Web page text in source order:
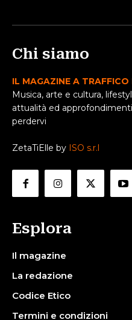
Chi siamo
IL MAGAZINE A
Musica, arte e cultura,
attualità ed
perdervi
ZetaTiElle by ISO s.r.l
Esplora
Il magazine
La redazione
Codice Etico
Termini e condizioni